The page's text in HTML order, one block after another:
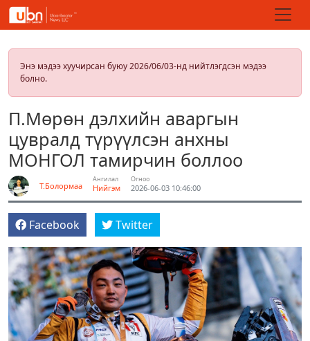
Энэ мэдээ хуучирсан буюу 2026/06/03-нд нийтлэгдсэн мэдээ
болно.
П.Мөрөн дэлхийн аваргын
цувралд түрүүлсэн анхны
МОНГОЛ тамирчин боллоо
Т.Болормаа
Ангилал
Нийгэм
Огноо
2026-06-03 10:46:00
Facebook Twitter